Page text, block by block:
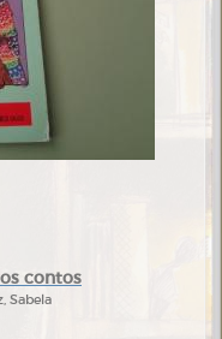
contos
Sabela